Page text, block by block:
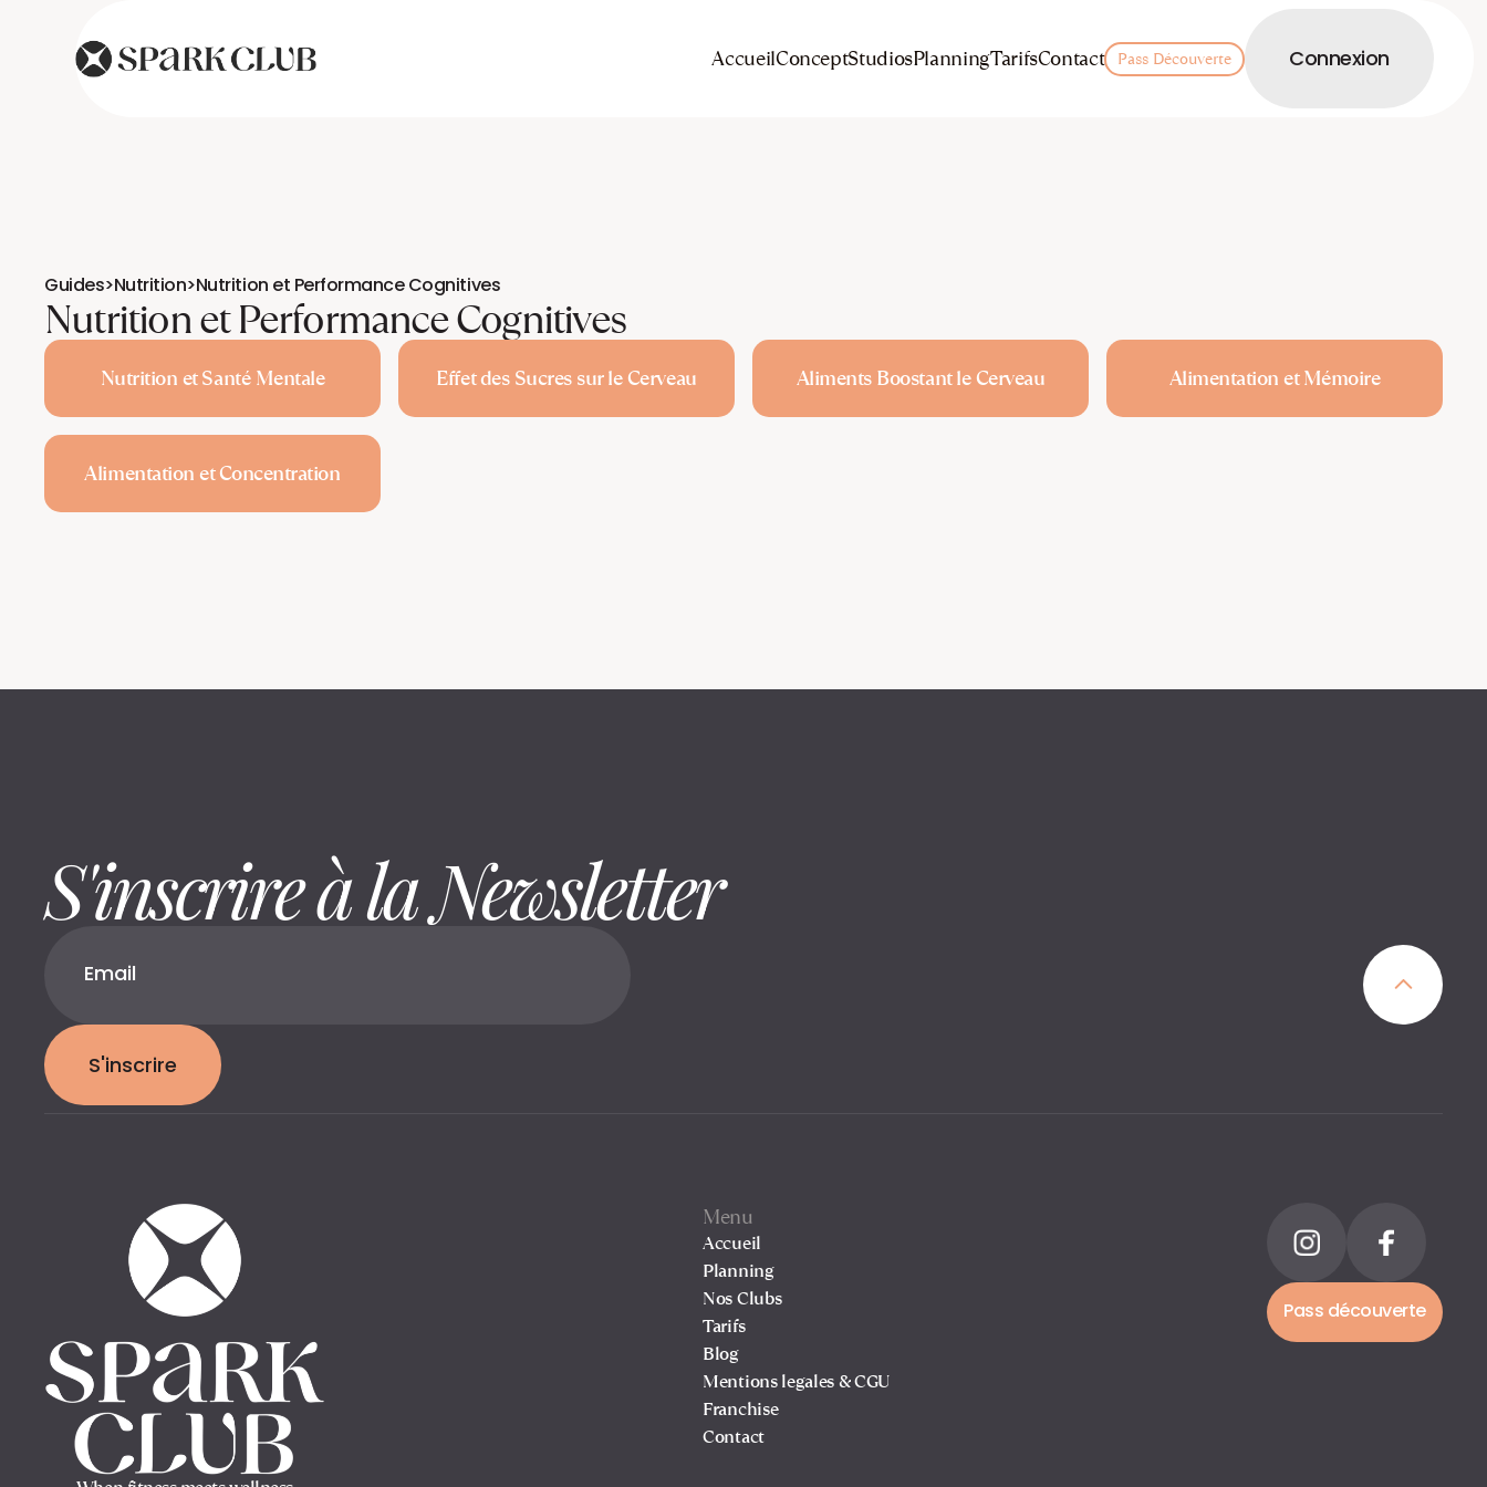
AccueilConceptStudiosPlanningTarifsContact Pass Découverte Connexion
Guides>Nutrition>Nutrition et Performance Cognitives
Nutrition et Performance Cognitives
Nutrition et Santé Mentale Effet des Sucres sur le Cerveau Aliments Boostant le Cerveau Alimentation et Mémoire
Alimentation et Concentration
S'inscrire à la Newsletter
S'inscrire
Menu
Accueil
Planning
Nos Clubs
Tarifs
Blog
Mentions legales & CGU
Franchise
Contact
Pass découverte